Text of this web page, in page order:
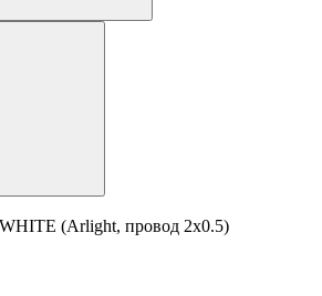
(Arlight, провод 2x0.5)